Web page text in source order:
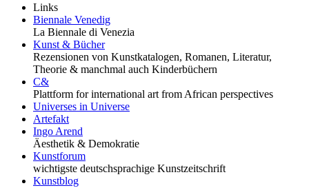
Links
Biennale Venedig
La Biennale di Venezia
Kunst & Bücher
Rezensionen von Kunstkatalogen, Romanen, Literatur,
Theorie & manchmal auch Kinderbüchern
C&
Plattform for international art from African perspectives
Universes in Universe
Artefakt
Ingo Arend
Äesthetik & Demokratie
Kunstforum
wichtigste deutschsprachige Kunstzeitschrift
Kunstblog